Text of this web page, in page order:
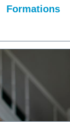
Formations